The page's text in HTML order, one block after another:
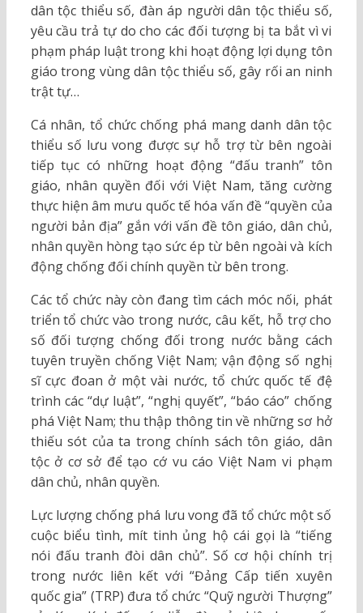
dân tộc thiểu số, đàn áp người dân tộc thiểu số,
yêu cầu trả tự do cho các đối tượng bị ta bắt vì vi
phạm pháp luật trong khi hoạt động lợi dụng tôn
giáo trong vùng dân tộc thiểu số, gây rối an ninh
trật tự…
Cá nhân, tổ chức chống phá mang danh dân tộc
thiểu số lưu vong được sự hỗ trợ từ bên ngoài
tiếp tục có những hoạt động “đấu tranh” tôn
giáo, nhân quyền đối với Việt Nam, tăng cường
thực hiện âm mưu quốc tế hóa vấn đề “quyền của
người bản địa” gắn với vấn đề tôn giáo, dân chủ,
nhân quyền hòng tạo sức ép từ bên ngoài và kích
động chống đối chính quyền từ bên trong.
Các tổ chức này còn đang tìm cách móc nối, phát
triển tổ chức vào trong nước, câu kết, hỗ trợ cho
số đối tượng chống đối trong nước bằng cách
tuyên truyền chống Việt Nam; vận động số nghị
sĩ cực đoan ở một vài nước, tổ chức quốc tế đệ
trình các “dự luật”, “nghị quyết”, “báo cáo” chống
phá Việt Nam; thu thập thông tin về những sơ hở
thiếu sót của ta trong chính sách tôn giáo, dân
tộc ở cơ sở để tạo cớ vu cáo Việt Nam vi phạm
dân chủ, nhân quyền.
Lực lượng chống phá lưu vong đã tổ chức một số
cuộc biểu tình, mít tinh ủng hộ cái gọi là “tiếng
nói đấu tranh đòi dân chủ”. Số cơ hội chính trị
trong nước liên kết với “Đảng Cấp tiến xuyên
quốc gia” (TRP) đưa tổ chức “Quỹ người Thượng”